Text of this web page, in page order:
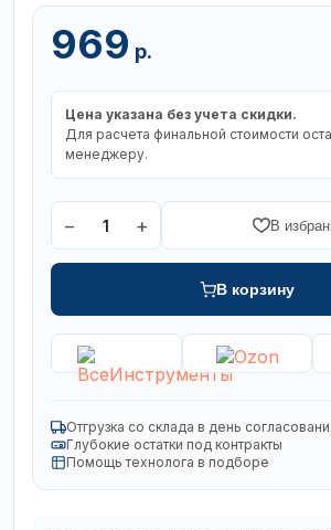
969 р.
Цена указана без учета скидки.
Для расчета финальной стоимости
менеджеру.
− 1 + В
В корзину
Отгрузка со склада в день
Глубокие остатки под контракты
Помощь технолога в подборе